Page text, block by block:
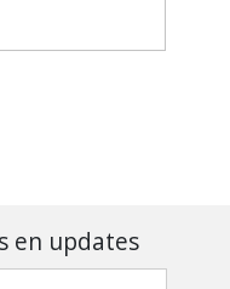
en updates